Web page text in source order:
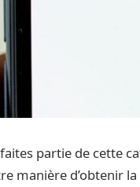
partie de cette
manière d’obtenir la